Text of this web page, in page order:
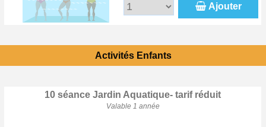
Ajouter
Activités Enfants
10 séance Jardin Aquatique- tarif réduit
Valable 1 année